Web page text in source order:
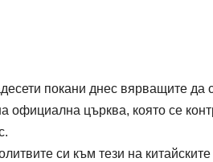
покани днес вярващите да
официална църква, която се
си към тези на